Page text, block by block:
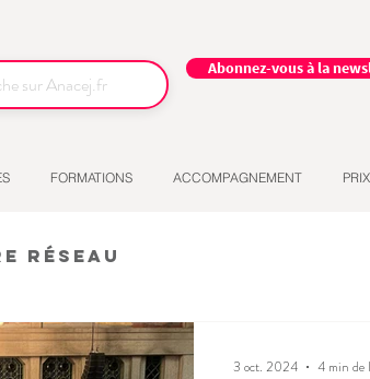
Abonnez-vous à la
FORMATIONS ACCOMPAGNEMENT
réseau
3 oct. 2024 4 min de